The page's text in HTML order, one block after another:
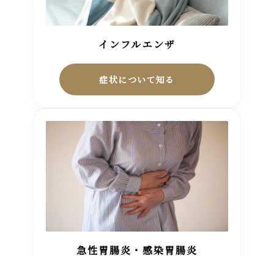
インフルエンザ
症状について知る
急性胃腸炎・感染胃腸炎